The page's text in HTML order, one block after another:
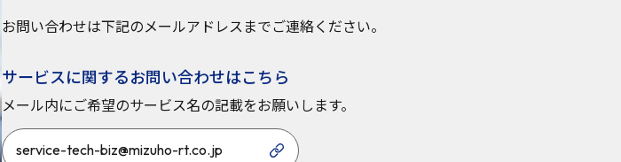
お問い合わせは下記のメールアドレスまでご連絡ください。
サービスに関するお問い合わせはこちら
メール内にご希望のサービス名の記載をお願いします。
service-tech-biz@mizuho-rt.co.jp